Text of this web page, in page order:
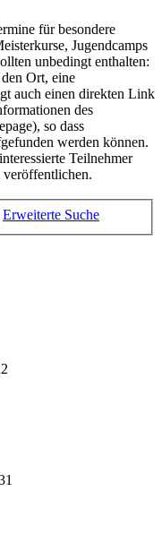
für besondere
Jugendcamps
unbedingt enthalten:
Ort, eine
auch einen direkten Link
des
so dass
werden können.
Teilnehmer
veröffentlichen.
Erweiterte Suche